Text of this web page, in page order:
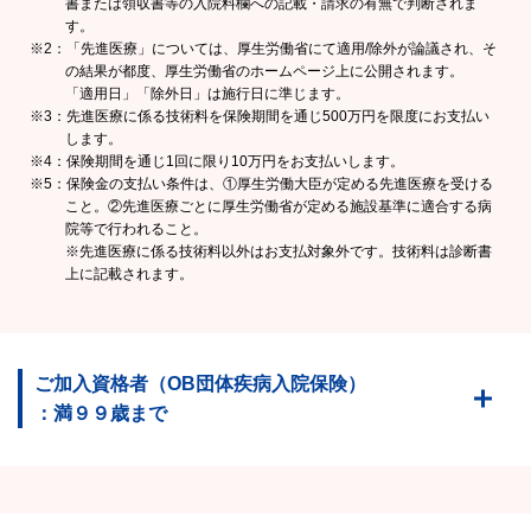
す。
※2：「先進医療」については、厚生労働省にて適用/除外が論議され、そ
の結果が都度、厚生労働省のホームページ上に公開されます。
「適用日」「除外日」は施行日に準じます。
※3：先進医療に係る技術料を保険期間を通じ500万円を限度にお支払い
します。
※4：保険期間を通じ1回に限り10万円をお支払いします。
※5：保険金の支払い条件は、①厚生労働大臣が定める先進医療を受ける
こと。②先進医療ごとに厚生労働省が定める施設基準に適合する病
院等で行われること。
※先進医療に係る技術料以外はお支払対象外です。技術料は診断書
上に記載されます。
ご加入資格者（OB団体疾病入院保険）
：満９９歳まで